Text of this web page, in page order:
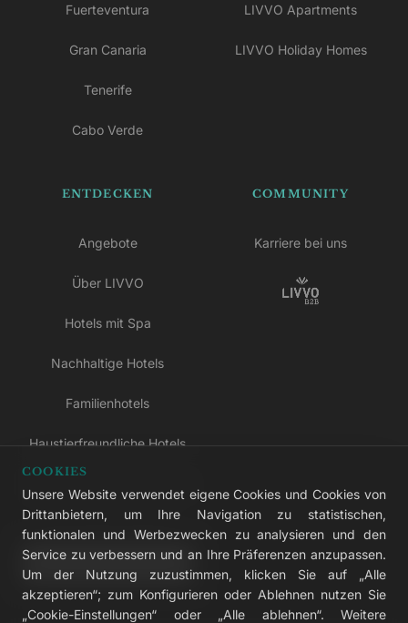
Fuerteventura
Gran Canaria
Tenerife
Cabo Verde
LIVVO Apartments
LIVVO Holiday Homes
ENTDECKEN
Angebote
Über LIVVO
Hotels mit Spa
Nachhaltige Hotels
Familienhotels
Haustierfreundliche Hotels
All-inclusive-Hotels
LIVVO Plus
COMMUNITY
Karriere bei uns
COOKIES
Unsere Website verwendet eigene Cookies und Cookies von
Drittanbietern, um Ihre Navigation zu statistischen,
funktionalen und Werbezwecken zu analysieren und den
Service zu verbessern und an Ihre Präferenzen anzupassen.
Um der Nutzung zuzustimmen, klicken Sie auf „Alle
akzeptieren“; zum Konfigurieren oder Ablehnen nutzen Sie
„Cookie-Einstellungen“ oder „Alle ablehnen“. Weitere